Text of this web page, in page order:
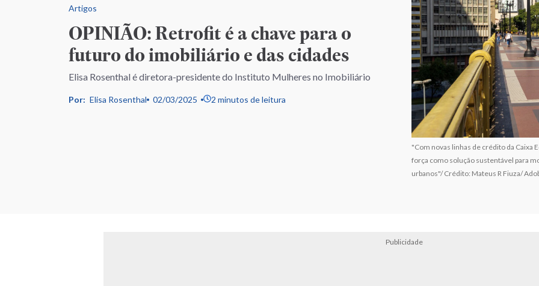
Artigos
OPINIÃO: Retrofit é a chave para o
futuro do imobiliário e das cidades
Elisa Rosenthal é diretora-presidente do Instituto Mulheres no Imobiliário
Por: Elisa Rosenthal 02/03/2025 2 minutos de leitura
"Com novas linhas de crédito da Caixa
força como solução sustentável para
urbanos"/ Crédito: Mateus R Fiuza/
Publicidade